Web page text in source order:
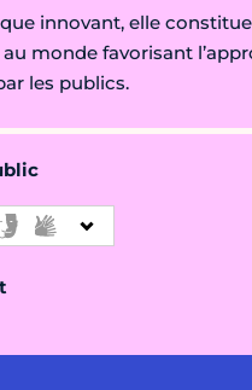
innovant, elle
monde favorisant
les publics.